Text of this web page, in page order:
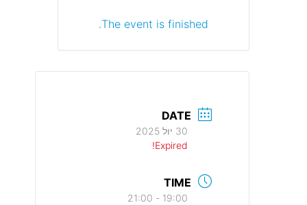
The event is finished.
DATE
30 יול 2025
Expired!
TIME
19:00 - 21:00